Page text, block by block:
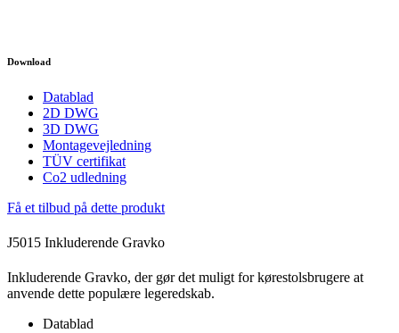
Download
Datablad
2D DWG
3D DWG
Montagevejledning
TÜV certifikat
Co2 udledning
Få et tilbud på dette produkt
J5015 Inkluderende Gravko
Inkluderende Gravko, der gør det muligt for kørestolsbrugere at
anvende dette populære legeredskab.
Datablad